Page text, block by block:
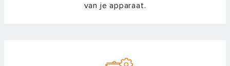
van je apparaat.